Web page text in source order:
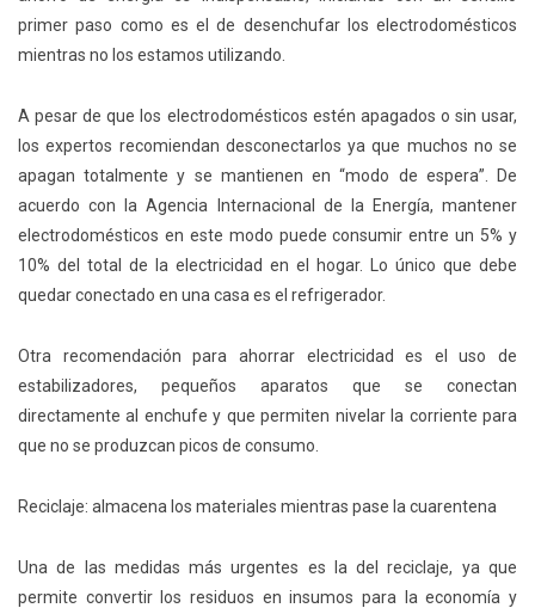
primer paso como es el de desenchufar los electrodomésticos
mientras no los estamos utilizando.
A pesar de que los electrodomésticos estén apagados o sin usar,
los expertos recomiendan desconectarlos ya que muchos no se
apagan totalmente y se mantienen en “modo de espera”. De
acuerdo con la Agencia Internacional de la Energía, mantener
electrodomésticos en este modo puede consumir entre un 5% y
10% del total de la electricidad en el hogar. Lo único que debe
quedar conectado en una casa es el refrigerador.
Otra recomendación para ahorrar electricidad es el uso de
estabilizadores, pequeños aparatos que se conectan
directamente al enchufe y que permiten nivelar la corriente para
que no se produzcan picos de consumo.
Reciclaje: almacena los materiales mientras pase la cuarentena
Una de las medidas más urgentes es la del reciclaje, ya que
permite convertir los residuos en insumos para la economía y